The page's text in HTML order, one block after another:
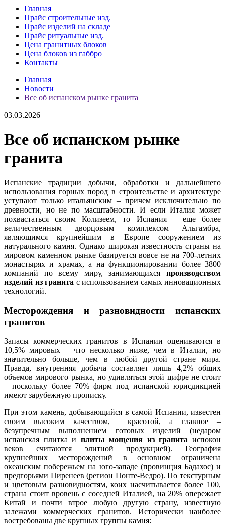
Главная
Прайс строительные изд.
Прайс изделий на складе
Прайс ритуальные изд.
Цена гранитных блоков
Цена блоков из габбро
Контакты
Главная
Новости
Все об испанском рынке гранита
03.03.2026
Все об испанском рынке
гранита
Испанские традиции добычи, обработки и дальнейшего
использования горных пород в строительстве и архитектуре
уступают только итальянским – причем исключительно по
древности, но не по масштабности. И если Италия может
похвастаться своим Колизеем, то Испания – еще более
величественным дворцовым комплексом Альгамбра,
являющимся крупнейшим в Европе сооружением из
натурального камня. Однако широкая известность страны на
мировом каменном рынке базируется вовсе не на 700-летних
монастырях и храмах, а на функционировании более 3800
компаний по всему миру, занимающихся производством
изделий из гранита с использованием самых инновационных
технологий.
Месторождения и разновидности испанских
гранитов
Запасы коммерческих гранитов в Испании оцениваются в
10,5% мировых – что несколько ниже, чем в Италии, но
значительно больше, чем в любой другой стране мира.
Правда, внутренняя добыча составляет лишь 4,2% общих
объемов мирового рынка, но удивляться этой цифре не стоит
– поскольку более 70% фирм под испанской юрисдикцией
имеют зарубежную прописку.
При этом камень, добывающийся в самой Испании, известен
своим высоким качеством, красотой, а главное –
безупречным выполнением готовых изделий (недаром
испанская плитка и плиты мощения из гранита испокон
веков считаются элитной продукцией). География
крупнейших месторождений в основном ограничена
океанским побережьем на юго-западе (провинция Бадахос) и
предгорьями Пиренеев (регион Понте-Ведро). По текстурным
и цветовым разновидностям, коих насчитывается более 100,
страна стоит вровень с соседней Италией, на 20% опережает
Китай и почти втрое любую другую страну, известную
залежами коммерческих гранитов. Исторически наиболее
востребованы две крупных группы камня: